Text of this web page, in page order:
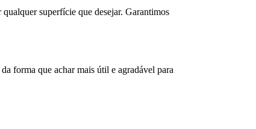
superfície que desejar. Garantimos
forma que achar mais útil e agradável para